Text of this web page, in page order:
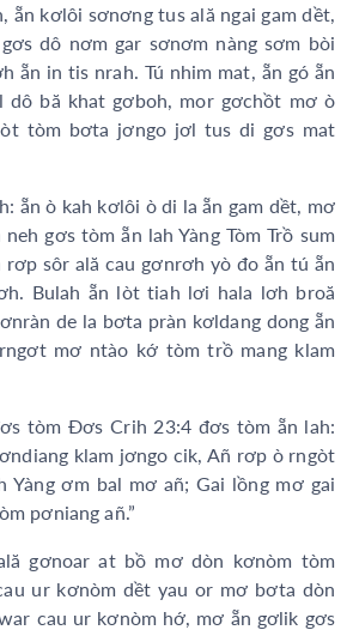
ẵn kơlôi sơnơng tus ală ngai gam dềt,
dô nơm gar sơnơm nàng sơm bòi
ẵn in tis nrah. Tú nhim mat, ẵn gó ẵn
dô bă khat gơboh, mor gơchồt mơ ò
tòm bơta jơngo jơl tus di gơs mat
ẵn ò kah kơlôi ò di la ẵn gam dềt, mơ
gơs tòm ẵn lah Yàng Tòm Trồ sum
sôr ală cau gơnrơh yò đo ẵn tú ẵn
Bulah ẵn lòt tiah lơi hala lơh broă
de la bơta pràn kơldang dong ẵn
mơ ntào kớ tòm trồ mang klam
tòm Đơs Crih 23:4 đơs tòm ẵn lah:
klam jơngo cik, Añ rơp ò rngòt
ơm bal mơ añ; Gai lồng mơ gai
pơniang añ.”
gơnoar at bồ mơ dòn kơnòm tòm
ur kơnòm dềt yau or mơ bơta dòn
cau ur kơnòm hớ, mơ ẵn gơlik gơs